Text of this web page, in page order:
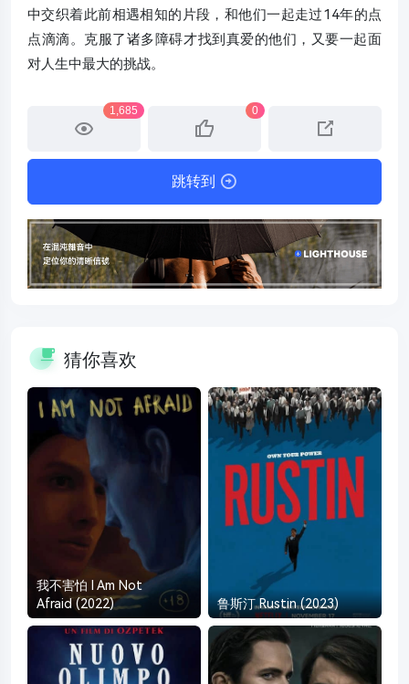
中交织着此前相遇相知的片段，和他们一起走过14年的点
点滴滴。克服了诸多障碍才找到真爱的他们，又要一起面
对人生中最大的挑战。
1,685 0
跳转到
猜你喜欢
我不害怕 I Am Not
Afraid (2022)
鲁斯汀 Rustin (2023)